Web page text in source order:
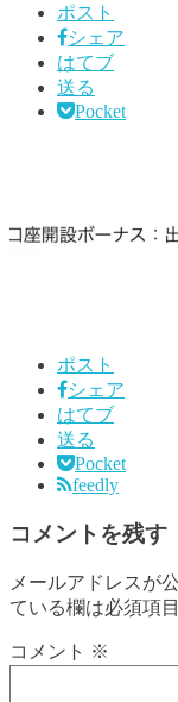
ポスト
シェア
はてブ
送る
Pocket
ポスト
シェア
はてブ
送る
Pocket
feedly
コメントを残す
メールアドレスが
ている欄は必須項
コメント ※